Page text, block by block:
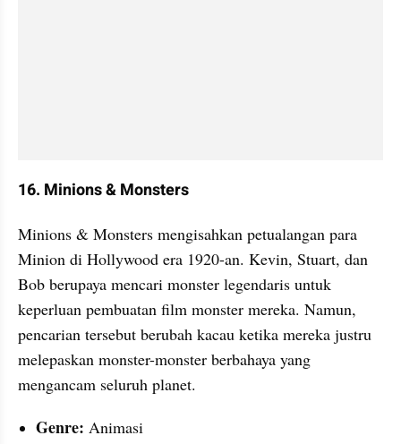
16. Minions & Monsters
Minions & Monsters mengisahkan petualangan para
Minion di Hollywood era 1920-an. Kevin, Stuart, dan
Bob berupaya mencari monster legendaris untuk
keperluan pembuatan film monster mereka. Namun,
pencarian tersebut berubah kacau ketika mereka justru
melepaskan monster-monster berbahaya yang
mengancam seluruh planet.
Genre: Animasi